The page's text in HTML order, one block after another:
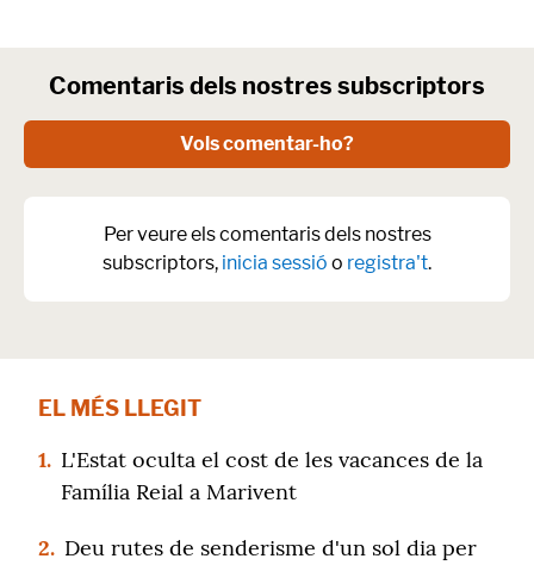
Comentaris dels nostres subscriptors
Vols comentar-ho?
Per veure els comentaris dels nostres
subscriptors, inicia sessió o registra't.
EL MÉS LLEGIT
1. L'Estat oculta el cost de les vacances de la
Família Reial a Marivent
2. Deu rutes de senderisme d'un sol dia per